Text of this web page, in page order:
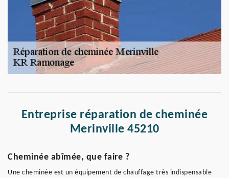
Entreprise réparation de cheminée
Merinville 45210
Cheminée abîmée, que faire ?
Une cheminée est un équipement de chauffage très indispensable